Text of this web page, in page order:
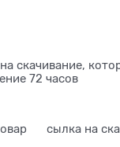
скачивание,
72 часов
сылка на